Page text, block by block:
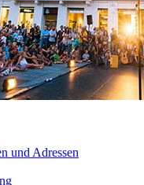
und Adressen